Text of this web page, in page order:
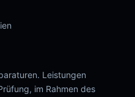
Leistungen
im Rahmen des